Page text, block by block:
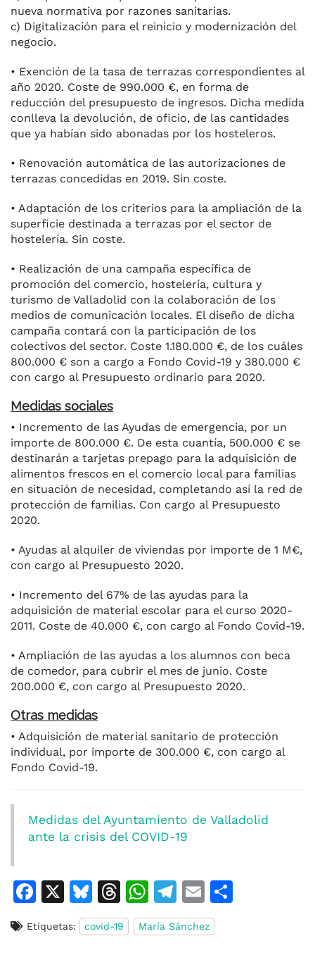
nueva normativa por razones sanitarias.
c) Digitalización para el reinicio y modernización del
negocio.
• Exención de la tasa de terrazas correspondientes al
año 2020. Coste de 990.000 €, en forma de
reducción del presupuesto de ingresos. Dicha medida
conlleva la devolución, de oficio, de las cantidades
que ya habían sido abonadas por los hosteleros.
• Renovación automática de las autorizaciones de
terrazas concedidas en 2019. Sin coste.
• Adaptación de los criterios para la ampliación de la
superficie destinada a terrazas por el sector de
hostelería. Sin coste.
• Realización de una campaña específica de
promoción del comercio, hostelería, cultura y
turismo de Valladolid con la colaboración de los
medios de comunicación locales. El diseño de dicha
campaña contará con la participación de los
colectivos del sector. Coste 1.180.000 €, de los cuáles
800.000 € son a cargo a Fondo Covid-19 y 380.000 €
con cargo al Presupuesto ordinario para 2020.
Medidas sociales
• Incremento de las Ayudas de emergencia, por un
importe de 800.000 €. De esta cuantía, 500.000 € se
destinarán a tarjetas prepago para la adquisición de
alimentos frescos en el comercio local para familias
en situación de necesidad, completando así la red de
protección de familias. Con cargo al Presupuesto
2020.
• Ayudas al alquiler de viviendas por importe de 1 M€,
con cargo al Presupuesto 2020.
• Incremento del 67% de las ayudas para la
adquisición de material escolar para el curso 2020-
2011. Coste de 40.000 €, con cargo al Fondo Covid-19.
• Ampliación de las ayudas a los alumnos con beca
de comedor, para cubrir el mes de junio. Coste
200.000 €, con cargo al Presupuesto 2020.
Otras medidas
• Adquisición de material sanitario de protección
individual, por importe de 300.000 €, con cargo al
Fondo Covid-19.
Medidas del Ayuntamiento de Valladolid
ante la crisis del COVID-19
F
c
X
Bl
u
e
T
h
re
W
h
at
T
el
e
E
m
ai
Etiquetas: covid-19 María Sánchez